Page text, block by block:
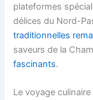
plateformes
délices du Nord-
traditionnelles
saveurs de la
fascinants.
Le voyage culinaire